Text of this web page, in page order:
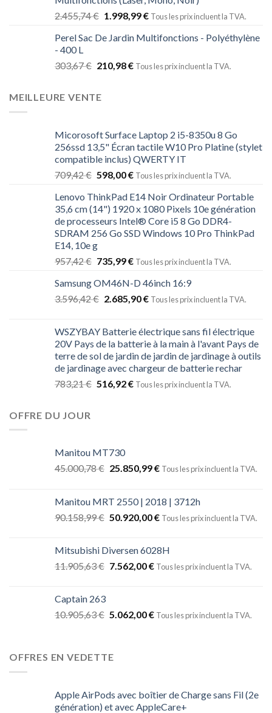
2.455,74€ 1.998,99€ Tous les prix incluent la TVA.
Perel Sac De Jardin Multifonctions - Polyéthylène
- 400 L
303,67€ 210,98€ Tous les prix incluent la TVA.
MEILLEURE VENTE
Micorosoft Surface Laptop 2 i5-8350u 8 Go
256ssd 13,5" Écran tactile W10 Pro Platine (stylet
compatible inclus) QWERTY IT
709,42€ 598,00€ Tous les prix incluent la TVA.
Lenovo ThinkPad E14 Noir Ordinateur Portable
35,6 cm (14") 1920 x 1080 Pixels 10e génération
de processeurs Intel® Core i5 8 Go DDR4-
SDRAM 256 Go SSD Windows 10 Pro ThinkPad
E14, 10e g
957,42€ 735,99€ Tous les prix incluent la TVA.
Samsung OM46N-D 46inch 16:9
3.596,42€ 2.685,90€ Tous les prix incluent la TVA.
WSZYBAY Batterie électrique sans fil électrique
20V Pays de la batterie à la main à l'avant Pays de
terre de sol de jardin de jardin de jardinage à outils
de jardinage avec chargeur de batterie rechar
783,21€ 516,92€ Tous les prix incluent la TVA.
OFFRE DU JOUR
Manitou MT730
45.000,78€ 25.850,99€ Tous les prix incluent la TVA.
Manitou MRT 2550 | 2018 | 3712h
90.158,99€ 50.920,00€ Tous les prix incluent la TVA.
Mitsubishi Diversen 6028H
11.905,63€ 7.562,00€ Tous les prix incluent la TVA.
Captain 263
10.905,63€ 5.062,00€ Tous les prix incluent la TVA.
OFFRES EN VEDETTE
Apple AirPods avec boîtier de Charge sans Fil (2e
génération) et avec AppleCare+